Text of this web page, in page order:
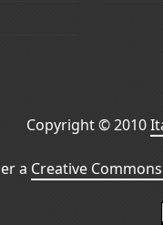
Copyright © 2010
a Creative